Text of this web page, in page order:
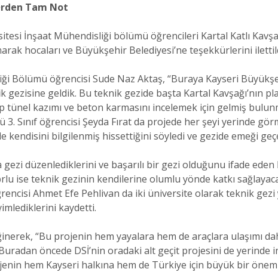
Tam Not
İnşaat Mühendisliği bölümü öğrencileri Kartal Katlı
hocaları ve Büyükşehir Belediyesi’ne teşekkürlerini
Bölümü öğrencisi Sude Naz Aktaş, “Buraya Kayseri
geldik. Bu teknik gezide başta Kartal Kavşağı’nın
kazımı ve beton karmasını incelemek için gelmiş
Sınıf öğrencisi Şeyda Fırat da projede her şeyi yerinde
kendisini bilgilenmiş hissettiğini söyledi ve gezide emeği
düzenlediklerini ve başarılı bir gezi olduğunu ifade
ise teknik gezinin kendilerine olumlu yönde katkı
Ahmet Efe Pehlivan da iki üniversite olarak teknik gezi
kaydetti.
“Bu projenin hem yayalara hem de araçlara ulaşımı
Buradan öncede DSİ’nin oradaki alt geçit projesini de yerinde
hem Kayseri halkına hem de Türkiye için büyük bir önem